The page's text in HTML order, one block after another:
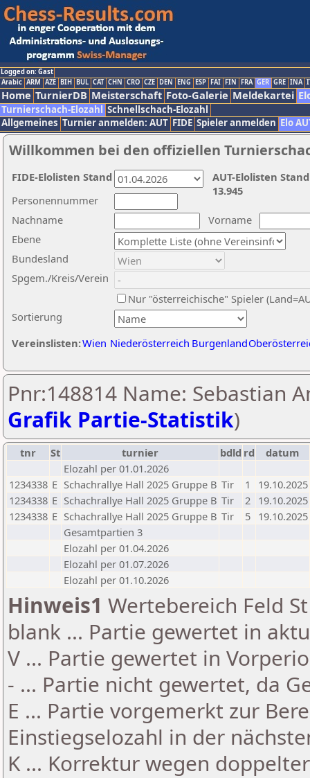
Logged on: Gast
Arabic ARM AZE BIH BUL CAT CHN CRO CZE DEN ENG ESP FAI FIN FRA GER GRE INA
Home TurnierDB Meisterschaft Foto-Galerie Meldekartei
Turnierschach-Elozahl Schnellschach-Elozahl
Allgemeines Turnier anmelden: AUT FIDE Spieler anmelden Elo
Willkommen bei den offiziellen
Nachname
Vorname
Ebene
Sortierung
Personennummer
Bundesland
Spgem./Kreis/Verein
Nur "österreichische" Spieler
Vereinslisten:Wien Niederösterreich Burgenland
AUT-Elolisten
13.945
FIDE-Elolisten Stand
Pnr:148814 Name: Sebastian
Grafik Partie-Statistik)
tnr St turnier bdld rd
datum
Elozahl per 01.01.2026
1234338 E Schachrallye Hall 2025 Gruppe B Tir 1
19.10.2025
1234338 E Schachrallye Hall 2025 Gruppe B Tir 2 19.10.2025
1234338 E Schachrallye Hall 2025 Gruppe B Tir 5 19.10.2025
Gesamtpartien 3
Elozahl per 01.04.2026
Elozahl per 01.07.2026
Elozahl per 01.10.2026
Hinweis1 Wertebereich Feld
blank ... Partie gewertet in
V ... Partie gewertet in
- ... Partie nicht gewertet, da
E ... Partie vorgemerkt zur
Einstiegselozahl in der
K ... Korrektur wegen